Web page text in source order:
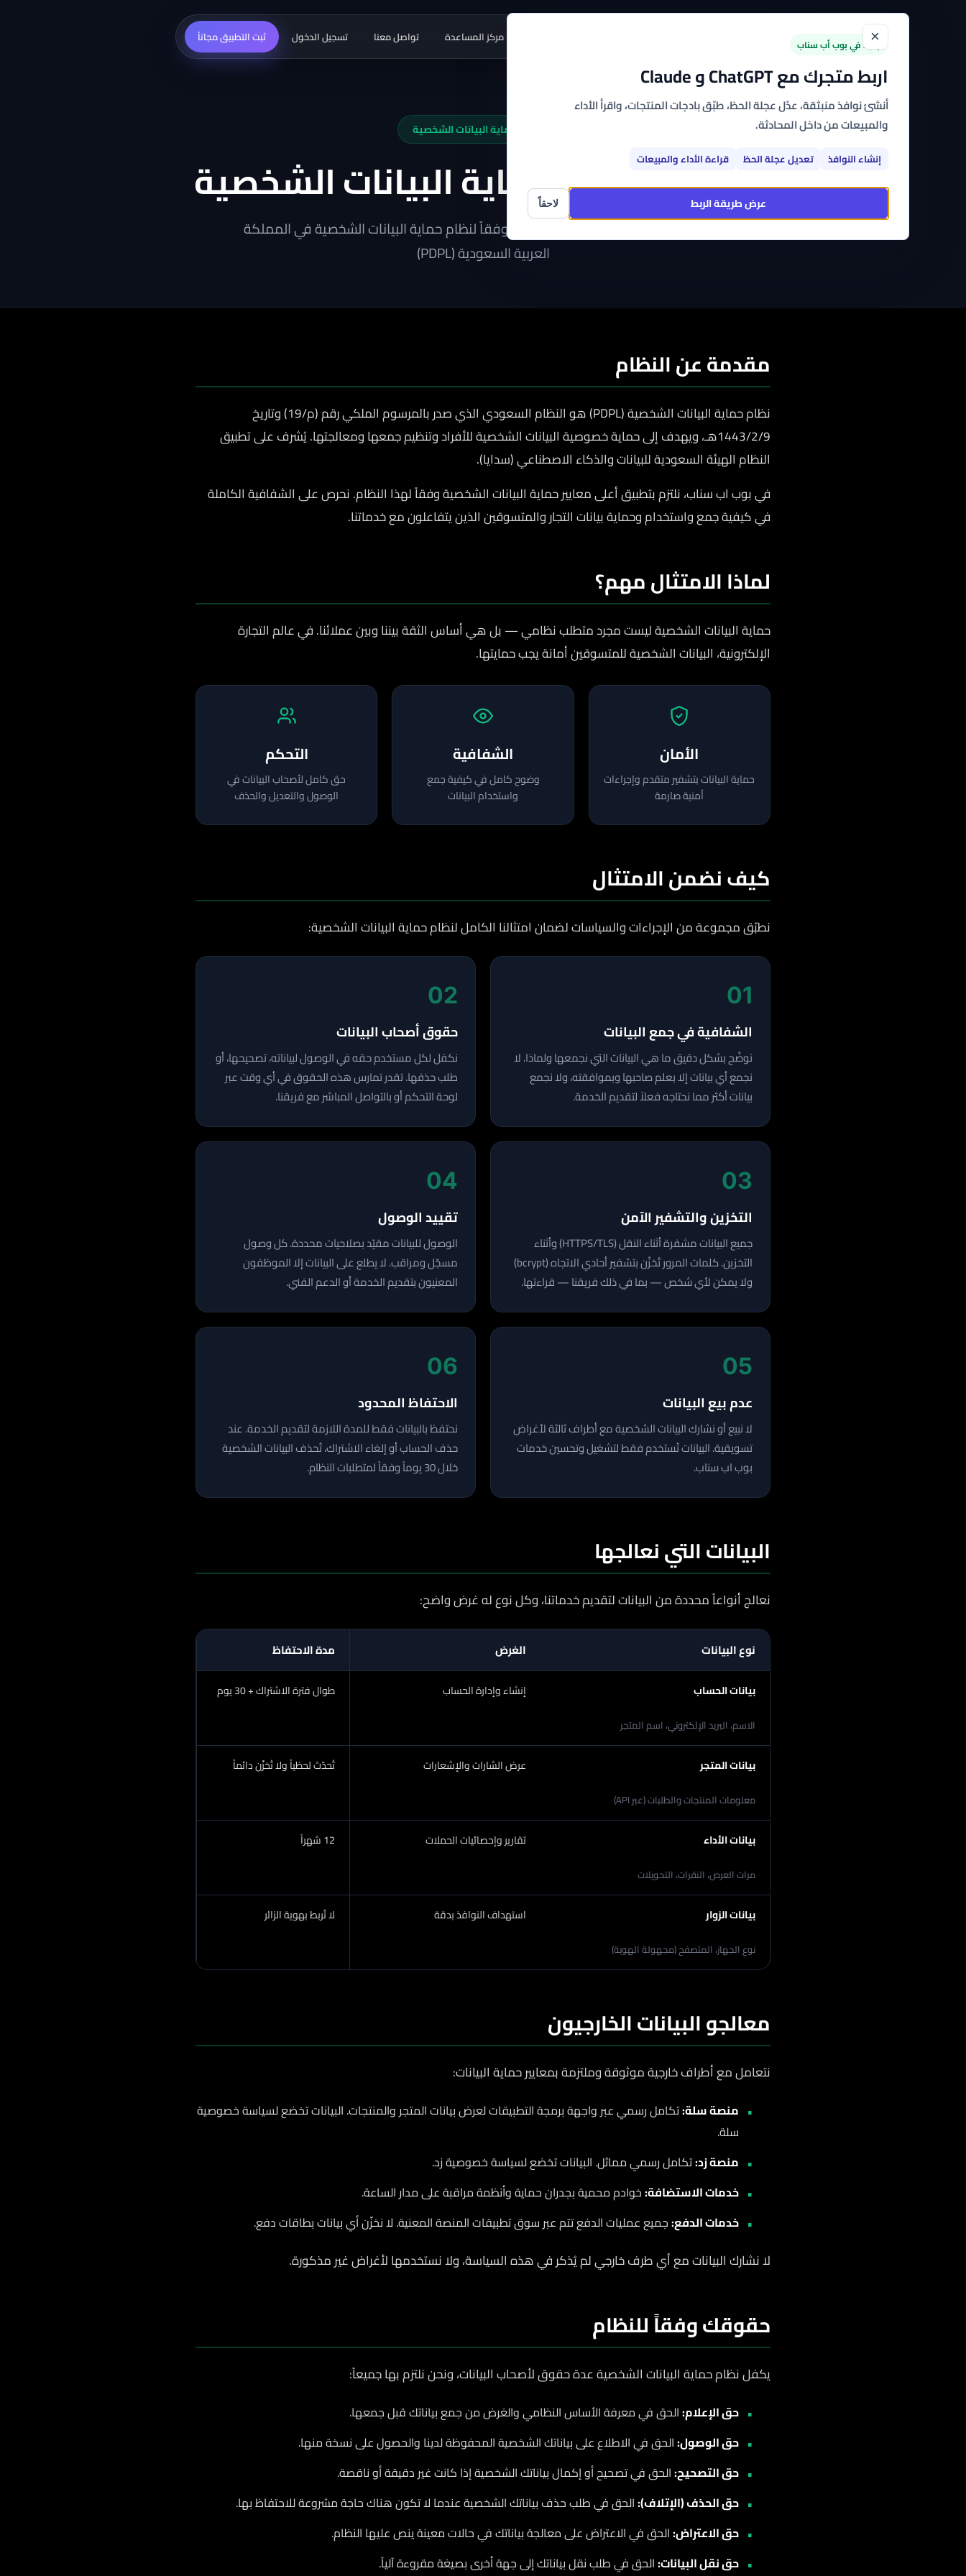
×
جديد في بوب أب سناب
اربط متجرك مع ChatGPT و Claude
أنشئ نوافذ منبثقة، عدّل عجلة الحظ، طبّق بادجات المنتجات، واقرأ الأداء
والمبيعات من داخل المحادثة.
إنشاء النوافذ تعديل عجلة الحظ قراءة الأداء والمبيعات
عرض طريقة الربط لاحقاً
مركز المساعدة تواصل معنا تسجيل الدخول ثبت التطبيق مجاناً
نظام حماية البيانات الشخصية
الامتثال لنظام حماية البيانات الشخصية
التزامنا بحماية بيانات التجار والمتسوقين وفقاً لنظام حماية البيانات الشخصية في المملكة
العربية السعودية (PDPL)
مقدمة عن النظام
نظام حماية البيانات الشخصية (PDPL) هو النظام السعودي الذي صدر بالمرسوم الملكي رقم (م/19) وتاريخ
1443/2/9هـ، ويهدف إلى حماية خصوصية البيانات الشخصية للأفراد وتنظيم جمعها ومعالجتها. يُشرف على تطبيق
النظام الهيئة السعودية للبيانات والذكاء الاصطناعي (سدايا).
في بوب اب سناب، نلتزم بتطبيق أعلى معايير حماية البيانات الشخصية وفقاً لهذا النظام. نحرص على الشفافية الكاملة
في كيفية جمع واستخدام وحماية بيانات التجار والمتسوقين الذين يتفاعلون مع خدماتنا.
لماذا الامتثال مهم؟
حماية البيانات الشخصية ليست مجرد متطلب نظامي — بل هي أساس الثقة بيننا وبين عملائنا. في عالم التجارة
الإلكترونية، البيانات الشخصية للمتسوقين أمانة يجب حمايتها.
الأمان
حماية البيانات بتشفير متقدم وإجراءات
أمنية صارمة
الشفافية
وضوح كامل في كيفية جمع
واستخدام البيانات
التحكم
حق كامل لأصحاب البيانات في
الوصول والتعديل والحذف
كيف نضمن الامتثال
نطبّق مجموعة من الإجراءات والسياسات لضمان امتثالنا الكامل لنظام حماية البيانات الشخصية:
01
الشفافية في جمع البيانات
نوضّح بشكل دقيق ما هي البيانات التي نجمعها ولماذا. لا
نجمع أي بيانات إلا بعلم صاحبها وبموافقته، ولا نجمع
بيانات أكثر مما نحتاجه فعلاً لتقديم الخدمة.
02
حقوق أصحاب البيانات
نكفل لكل مستخدم حقه في الوصول لبياناته، تصحيحها، أو
طلب حذفها. تقدر تمارس هذه الحقوق في أي وقت عبر
لوحة التحكم أو بالتواصل المباشر مع فريقنا.
03
التخزين والتشفير الآمن
جميع البيانات مشفرة أثناء النقل (HTTPS/TLS) وأثناء
التخزين. كلمات المرور تُخزّن بتشفير أحادي الاتجاه (bcrypt)
ولا يمكن لأي شخص — بما في ذلك فريقنا — قراءتها.
04
تقييد الوصول
الوصول للبيانات مقيّد بصلاحيات محددة. كل وصول
مسجّل ومراقب. لا يطلع على البيانات إلا الموظفون
المعنيون بتقديم الخدمة أو الدعم الفني.
05
عدم بيع البيانات
لا نبيع أو نشارك البيانات الشخصية مع أطراف ثالثة لأغراض
تسويقية. البيانات تُستخدم فقط لتشغيل وتحسين خدمات
بوب اب سناب.
06
الاحتفاظ المحدود
نحتفظ بالبيانات فقط للمدة اللازمة لتقديم الخدمة. عند
حذف الحساب أو إلغاء الاشتراك، تُحذف البيانات الشخصية
خلال 30 يوماً وفقاً لمتطلبات النظام.
البيانات التي نعالجها
نعالج أنواعاً محددة من البيانات لتقديم خدماتنا، وكل نوع له غرض واضح:
نوع البيانات الغرض مدة الاحتفاظ
بيانات الحساب
الاسم، البريد الإلكتروني، اسم المتجر
إنشاء وإدارة الحساب طوال فترة الاشتراك + 30 يوم
بيانات المتجر
معلومات المنتجات والطلبات (عبر API)
عرض الشارات والإشعارات تُحدّث لحظياً ولا تُخزّن دائماً
بيانات الأداء
مرات العرض، النقرات، التحويلات
تقارير وإحصائيات الحملات 12 شهراً
بيانات الزوار
نوع الجهاز، المتصفح (مجهولة الهوية)
استهداف النوافذ بدقة لا تُربط بهوية الزائر
معالجو البيانات الخارجيون
نتعامل مع أطراف خارجية موثوقة وملتزمة بمعايير حماية البيانات:
منصة سلة:تكامل رسمي عبر واجهة برمجة التطبيقات لعرض بيانات المتجر والمنتجات. البيانات تخضع لسياسة خصوصية
سلة.
منصة زد:تكامل رسمي مماثل. البيانات تخضع لسياسة خصوصية زد.
خدمات الاستضافة:خوادم محمية بجدران حماية وأنظمة مراقبة على مدار الساعة.
خدمات الدفع:جميع عمليات الدفع تتم عبر سوق تطبيقات المنصة المعنية. لا نخزّن أي بيانات بطاقات دفع.
لا نشارك البيانات مع أي طرف خارجي لم يُذكر في هذه السياسة، ولا نستخدمها لأغراض غير مذكورة.
حقوقك وفقاً للنظام
يكفل نظام حماية البيانات الشخصية عدة حقوق لأصحاب البيانات، ونحن نلتزم بها جميعاً:
حق الإعلام:الحق في معرفة الأساس النظامي والغرض من جمع بياناتك قبل جمعها.
حق الوصول:الحق في الاطلاع على بياناتك الشخصية المحفوظة لدينا والحصول على نسخة منها.
حق التصحيح:الحق في تصحيح أو إكمال بياناتك الشخصية إذا كانت غير دقيقة أو ناقصة.
حق الحذف (الإتلاف):الحق في طلب حذف بياناتك الشخصية عندما لا تكون هناك حاجة مشروعة للاحتفاظ بها.
حق الاعتراض:الحق في الاعتراض على معالجة بياناتك في حالات معينة ينص عليها النظام.
حق نقل البيانات:الحق في طلب نقل بياناتك إلى جهة أخرى بصيغة مقروءة آلياً.